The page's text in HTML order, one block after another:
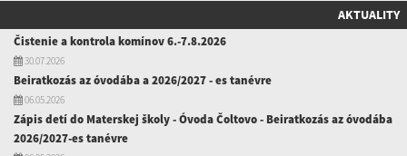
AKTUALITY
Čistenie a kontrola komínov 6.-7.8.2026
30.07.2026
Beiratkozás az óvodába a 2026/2027 - es tanévre
06.05.2026
Zápis detí do Materskej školy - Óvoda Čoltovo - Beiratkozás az óvodába
2026/2027-es tanévre